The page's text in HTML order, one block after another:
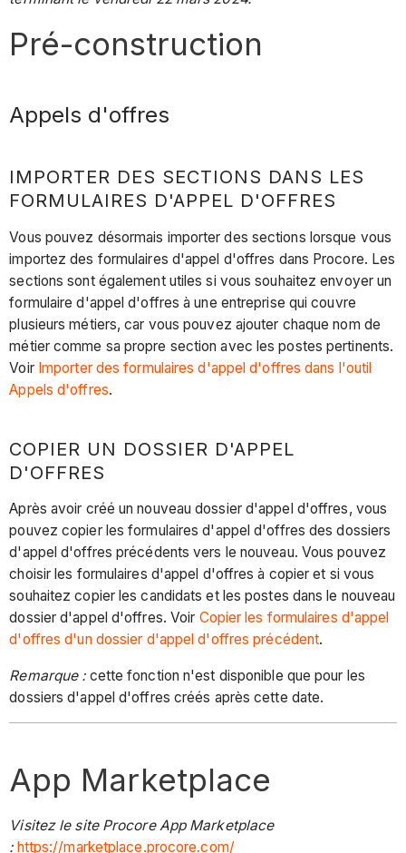
Pré-construction
Appels d'offres
IMPORTER DES SECTIONS DANS LES
FORMULAIRES D'APPEL D'OFFRES
Vous pouvez désormais importer des sections lorsque vous
importez des formulaires d'appel d'offres dans Procore. Les
sections sont également utiles si vous souhaitez envoyer un
formulaire d'appel d'offres à une entreprise qui couvre
plusieurs métiers, car vous pouvez ajouter chaque nom de
métier comme sa propre section avec les postes pertinents.
Voir Importer des formulaires d'appel d'offres dans l'outil
Appels d'offres.
COPIER UN DOSSIER D'APPEL
D'OFFRES
Après avoir créé un nouveau dossier d'appel d'offres, vous
pouvez copier les formulaires d'appel d'offres des dossiers
d'appel d'offres précédents vers le nouveau. Vous pouvez
choisir les formulaires d'appel d'offres à copier et si vous
souhaitez copier les candidats et les postes dans le nouveau
dossier d'appel d'offres. Voir Copier les formulaires d'appel
d'offres d'un dossier d'appel d'offres précédent.
Remarque : cette fonction n'est disponible que pour les
dossiers d'appel d'offres créés après cette date.
App Marketplace
Visitez le site Procore App Marketplace
: https://marketplace.procore.com/